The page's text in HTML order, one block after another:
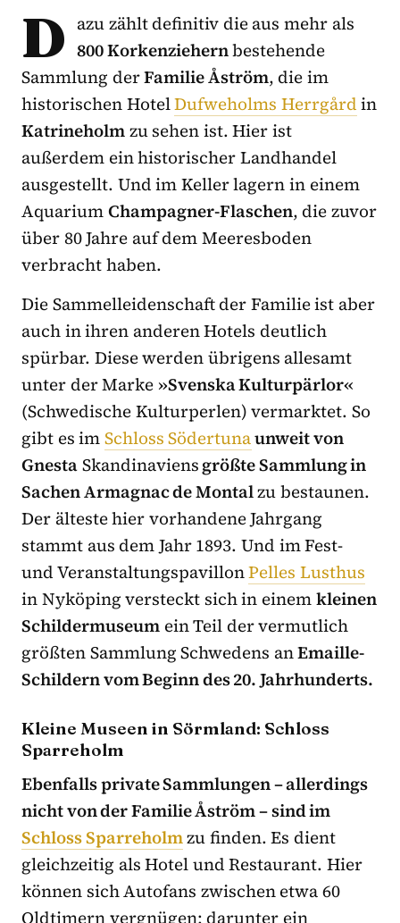
D azu zählt definitiv die aus mehr als
800 Korkenziehernbestehende
Sammlung derFamilie Åström, die im
historischen HotelDufweholms Herrgårdin
Katrineholmzu sehen ist. Hier ist
außerdem ein historischer Landhandel
ausgestellt. Und im Keller lagern in einem
AquariumChampagner-Flaschen, die zuvor
über 80 Jahre auf dem Meeresboden
verbracht haben.
Die Sammelleidenschaft der Familie ist aber
auch in ihren anderen Hotels deutlich
spürbar. Diese werden übrigens allesamt
unter der Marke »Svenska Kulturpärlor«
(Schwedische Kulturperlen) vermarktet. So
gibt es imSchloss Södertunaunweit von
GnestaSkandinaviensgrößte Sammlung in
Sachen Armagnac de Montalzu bestaunen.
Der älteste hier vorhandene Jahrgang
stammt aus dem Jahr 1893. Und im Fest-
und VeranstaltungspavillonPelles Lusthus
in Nyköping versteckt sich in einemkleinen
Schildermuseum ein Teil der vermutlich
größten Sammlung Schwedens anEmaille-
Schildern vom Beginn des 20. Jahrhunderts.
Kleine Museen in Sörmland: Schloss
Sparreholm
Ebenfalls private Sammlungen – allerdings
nicht von der Familie Åström – sind im
Schloss Sparreholmzu finden. Es dient
gleichzeitig als Hotel und Restaurant. Hier
können sich Autofans zwischen etwa 60
Oldtimern vergnügen; darunter ein